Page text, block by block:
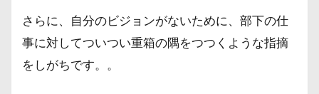
さらに、自分のビジョンがないために、部下の仕
事に対してついつい重箱の隅をつつくような指摘
をしがちです。。